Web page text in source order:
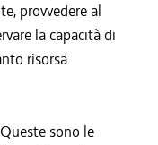
provvedere al
la capacità di
risorsa
sono le